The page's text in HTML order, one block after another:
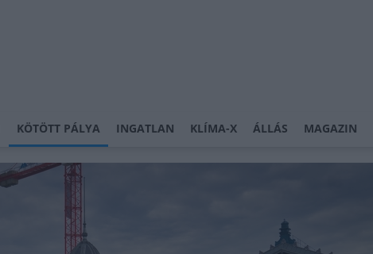
KÖTÖTT PÁLYA INGATLAN KLÍMA-X ÁLLÁS MAGAZIN